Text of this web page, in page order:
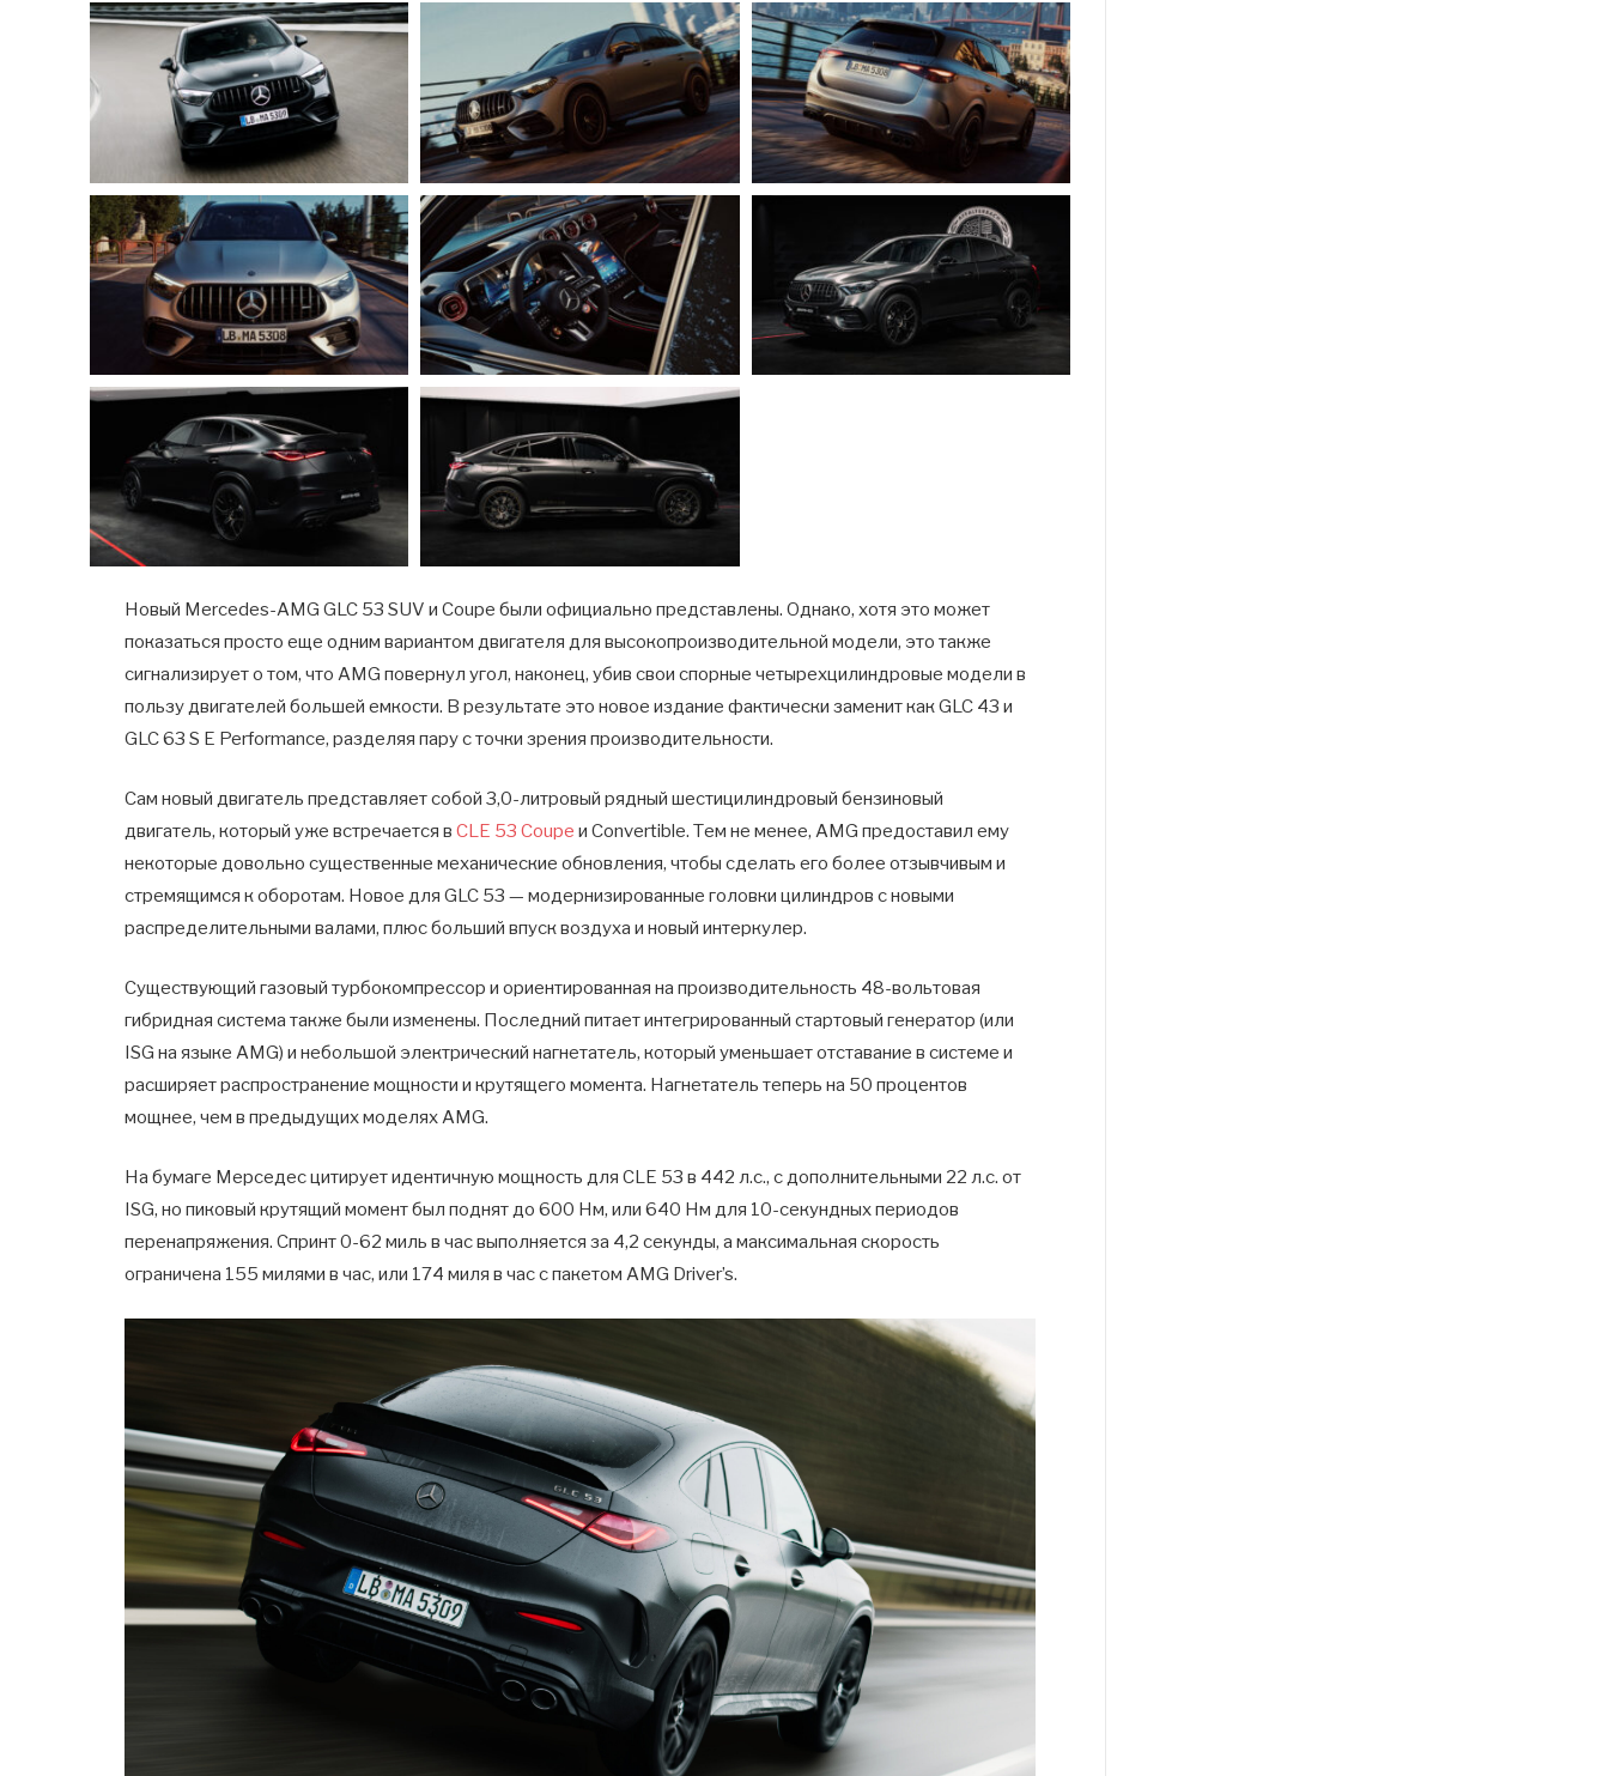
Новый Mercedes-AMG GLC 53 SUV и Coupe были официально представлены. Однако, хотя это может
показаться просто еще одним вариантом двигателя для высокопроизводительной модели, это также
сигнализирует о том, что AMG повернул угол, наконец, убив свои спорные четырехцилиндровые модели в
пользу двигателей большей емкости. В результате это новое издание фактически заменит как GLC 43 и
GLC 63 S E Performance, разделяя пару с точки зрения производительности.
Сам новый двигатель представляет собой 3,0-литровый рядный шестицилиндровый бензиновый
двигатель, который уже встречается вCLE 53 Coupe и Convertible. Тем не менее, AMG предоставил ему
некоторые довольно существенные механические обновления, чтобы сделать его более отзывчивым и
стремящимся к оборотам. Новое для GLC 53 — модернизированные головки цилиндров с новыми
распределительными валами, плюс больший впуск воздуха и новый интеркулер.
Существующий газовый турбокомпрессор и ориентированная на производительность 48-вольтовая
гибридная система также были изменены. Последний питает интегрированный стартовый генератор (или
ISG на языке AMG) и небольшой электрический нагнетатель, который уменьшает отставание в системе и
расширяет распространение мощности и крутящего момента. Нагнетатель теперь на 50 процентов
мощнее, чем в предыдущих моделях AMG.
На бумаге Мерседес цитирует идентичную мощность для CLE 53 в 442 л.с., с дополнительными 22 л.с. от
ISG, но пиковый крутящий момент был поднят до 600 Нм, или 640 Нм для 10-секундных периодов
перенапряжения. Спринт 0-62 миль в час выполняется за 4,2 секунды, а максимальная скорость
ограничена 155 милями в час, или 174 миля в час с пакетом AMG Driver’s.